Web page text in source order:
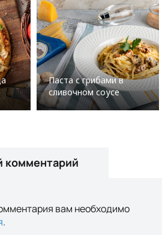
Паста с грибами в
сливочном соусе
комментарий
вам необходимо
.